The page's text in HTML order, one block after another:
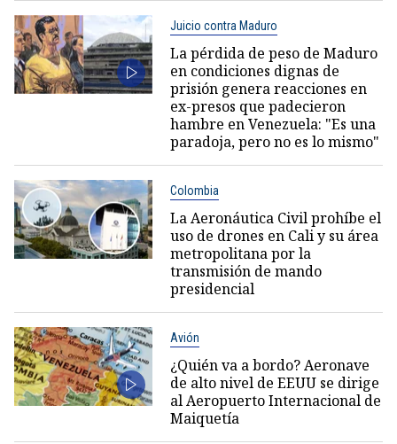
Juicio contra Maduro
La pérdida de peso de Maduro
en condiciones dignas de
prisión genera reacciones en
ex-presos que padecieron
hambre en Venezuela: "Es una
paradoja, pero no es lo mismo"
Colombia
La Aeronáutica Civil prohíbe el
uso de drones en Cali y su área
metropolitana por la
transmisión de mando
presidencial
Avión
¿Quién va a bordo? Aeronave
de alto nivel de EEUU se dirige
al Aeropuerto Internacional de
Maiquetía